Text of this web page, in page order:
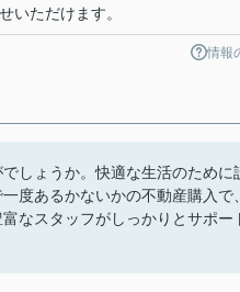
いただけます。
情報
しょうか。快適な生活のために
度あるかないかの不動産購入で、
なスタッフがしっかりとサポー